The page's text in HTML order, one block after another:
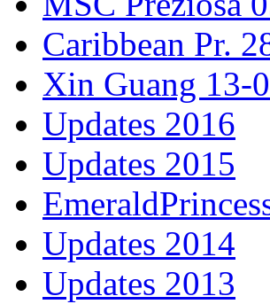
Caribbean Pr.
Xin Guang 13-
Updates 2016
Updates 2015
Updates 2014
Updates 2013